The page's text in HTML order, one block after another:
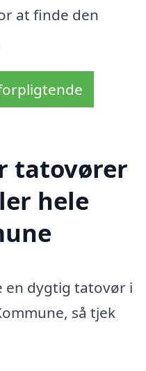
at finde den
tatovører
hele
en dygtig tatovør i
så tjek